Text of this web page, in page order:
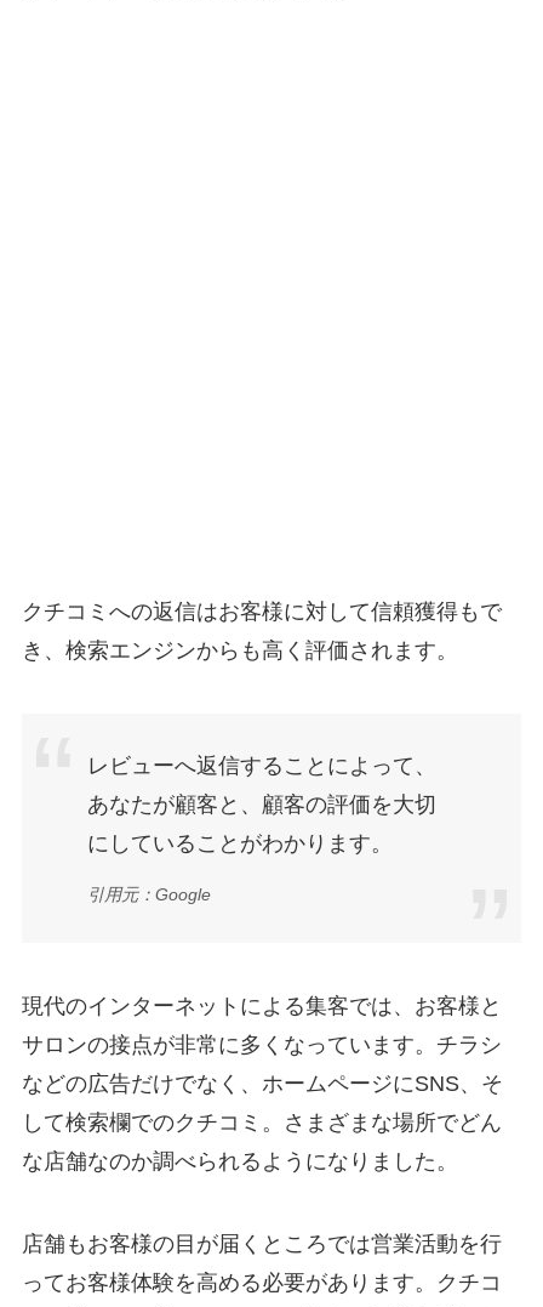
クチコミへの返信はお客様に対して信頼獲得もで
き、検索エンジンからも高く評価されます。
レビューへ返信することによって、
あなたが顧客と、顧客の評価を大切
にしていることがわかります。
引用元： Google
現代のインターネットによる集客では、お客様と
サロンの接点が非常に多くなっています。チラシ
などの広告だけでなく、ホームページにSNS、そ
して検索欄でのクチコミ。さまざまな場所でどん
な店舗なのか調べられるようになりました。
店舗もお客様の目が届くところでは営業活動を行
ってお客様体験を高める必要があります。クチコ